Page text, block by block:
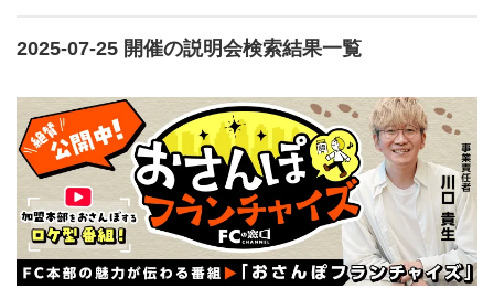
飲食・菓子業
無店舗系
小売業
介護・福祉業
美容・健康業
101万円～300万円
301万円～500万円
501万円～1000万円
1001万円以上
北海道
東北
甲信越・北陸
関東
東海
近畿
ランキング
総合ランキング
介護
塾
飲食
説明会
イベント
お役立ち情報コラム
2025-07-25 開催の説明会検索結果一覧